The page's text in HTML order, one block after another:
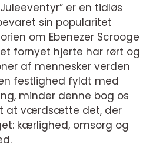
er en tidløs
sin popularitet
om Ebenezer Scrooge
fornyet hjerte har rørt og
af mennesker verden
festlighed fyldt med
minder denne bog os
at værdsætte det, der
kærlighed, omsorg og